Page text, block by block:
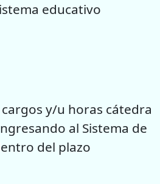
educativo
y/u horas cátedra
al Sistema de
del plazo